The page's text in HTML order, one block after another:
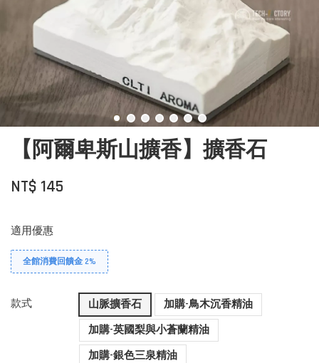
【阿爾卑斯山擴香】擴香石
NT$ 145
適用優惠
全館消費回饋金 2%
款式 山脈擴香石
加購-鳥木沉香精油
加購-英國梨與小蒼蘭精油
加購-銀色三泉精油